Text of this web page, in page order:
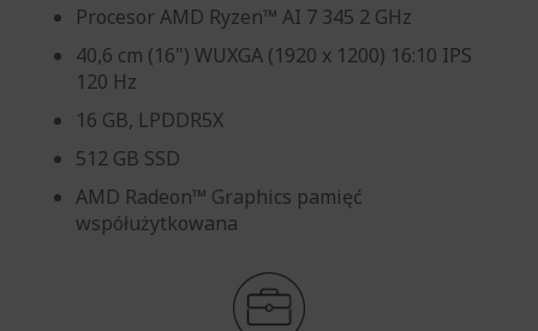
Procesor AMD Ryzen™ AI 7 345 2 GHz
40,6 cm (16") WUXGA (1920 x 1200) 16:10 IPS
120 Hz
16 GB, LPDDR5X
512 GB SSD
AMD Radeon™ Graphics pamięć
współużytkowana